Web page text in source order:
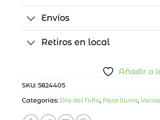
Envíos
Retiros en local
Añadir a
SKU: 5824405
Categorías: Día del Niño, Para lluvia, Varios